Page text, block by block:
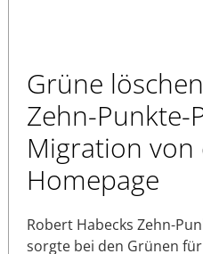
Grüne
Zehn-Punkte-
Migration von
Homepage
Robert Habecks Zehn-
sorgte bei den Grünen